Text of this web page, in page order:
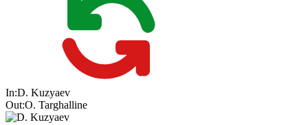
In:D. Kuzyaev
Out:O. Targhalline